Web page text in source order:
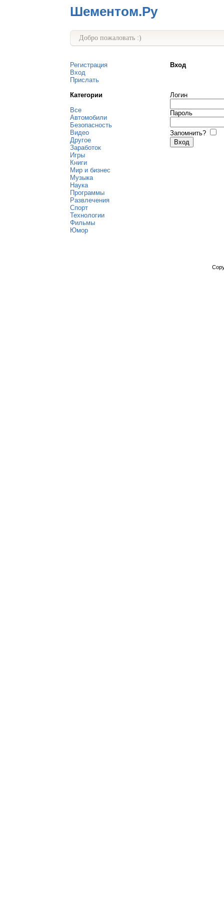
Шементом.Ру
Добро пожаловать :)
Регистрация
Вход
Прислать
Категории
Все
Автомобили
Безопасность
Видео
Другое
Заработок
Игры
Книги
Мир и бизнес
Музыка
Наука
Программы
Развлечения
Спорт
Технологии
Фильмы
Юмор
Вход
Логин
Пароль
Запомнить?